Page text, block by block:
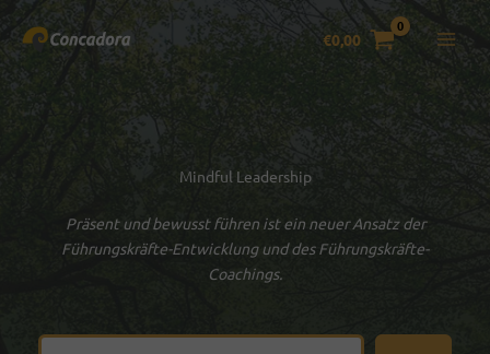
Inhalt
€0,00
Mindful Leadership
Präsent und bewusst führen ist ein neuerAnsatz der
Führungskräfte-Entwicklung und des Führungskräfte-
Coachings.
Suchen